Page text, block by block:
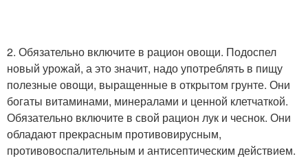
2. Обязательно включите в рацион овощи. Подоспел
новый урожай, а это значит, надо употреблять в пищу
полезные овощи, выращенные в открытом грунте. Они
богаты витаминами, минералами и ценной клетчаткой.
Обязательно включите в свой рацион лук и чеснок. Они
обладают прекрасным противовирусным,
противовоспалительным и антисептическим действием.